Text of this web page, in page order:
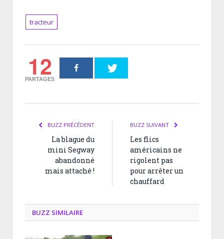
tracteur
12
PARTAGES
BUZZ PRÉCÉDENT
La blague du
mini Segway
abandonné
mais attaché !
BUZZ SUIVANT
Les flics
américains ne
rigolent pas
pour arrêter un
chauffard
BUZZ SIMILAIRE